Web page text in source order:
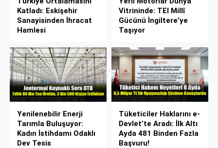
Katladı: Eskişehir
Sanayisinden İhracat
Hamlesi
Vitrininde: TEI Millî
Gücünü İngiltere’ye
Taşıyor
Yenilenebilir Enerji
Tarımla Buluşuyor:
Kadın İstihdamı Odaklı
Dev Tesis
Tüketiciler Haklarını e-
Devlet’te Aradı: İlk Altı
Ayda 481 Binden Fazla
Başvuru!